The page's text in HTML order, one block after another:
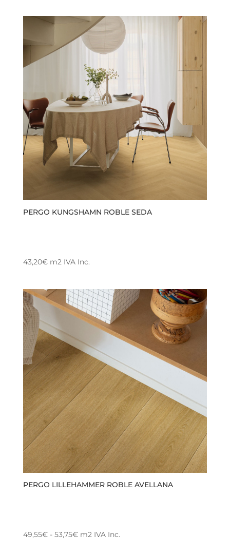
PERGO KUNGSHAMN ROBLE SEDA
43,20€m2 IVA Inc.
PERGO LILLEHAMMER ROBLE AVELLANA
49,55€ - 53,75€Rango
m2 IVA Inc.